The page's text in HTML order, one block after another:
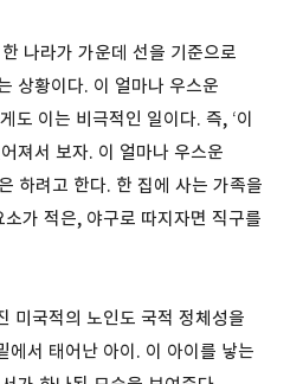
나라가 가운데 선을 기준으로
상황이다. 이 얼마나 우스운
도 이는 비극적인 일이다. 즉, ‘이
져서 보자. 이 얼마나 우스운
하려고 한다. 한 집에 사는 가족을
가 적은, 야구로 따지자면 직구를
미국적의 노인도 국적 정체성을
에서 태어난 아이. 이 아이를 낳는